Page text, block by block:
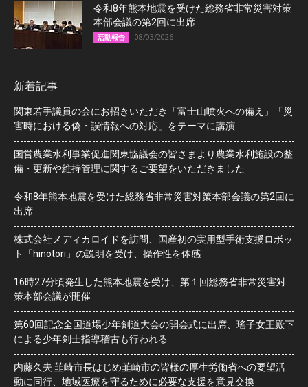
令和8年熊本地震を受けた総務省非常災害対策
本部会議の第2回に出席
活動報告 08/03/2026
新着記事
関東若手議員の会にお招きいただき「富士山噴火への備え」「災
害時における偽・誤情報への対応」をテーマに講演
国営農業水利事業促進関東協議会の皆さまより農業水利施設の整
備・更新や維持管理に関するご要望をいただきました
令和8年熊本地震を受けた総務省非常災害対策本部会議の第2回に
出席
株式会社メディカロイドを訪問、国産初の実用型手術支援ロボッ
ト「hinotori」の説明を受け、操作性を体感
16時27分頃発生した熊本地震を受け、第１回総務省非常災害対
策本部会議が開催
第60回記念全国道場少年剣道大会の開会式に出席、瑤子女王殿下
による少年剣士指導稽古も行われる
内藤久夫 韮崎市長はじめ韮崎市の皆様の厚生労働省への要望活
動に同行、地域医療を守るために必要な支援を意見交換